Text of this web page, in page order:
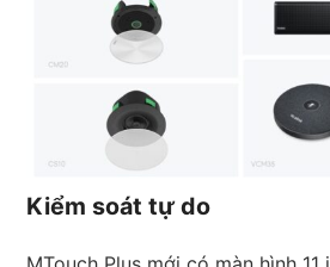
Kiểm soát tự do